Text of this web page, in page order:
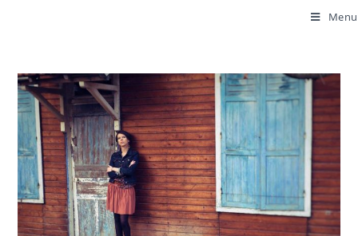
Menu